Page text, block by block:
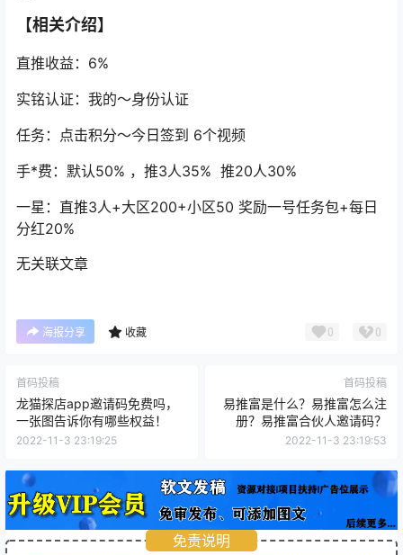
【相关介绍】
直推收益：6%
实铭认证：我的～身份认证
任务：点击积分～今日签到 6个视频
手*费：默认50% ，推3人35% 推20人30%
一星：直推3人+大区200+小区50 奖励一号任务包+每日
分红20%
无关联文章
海报分享 收藏 0 0
首码投稿
龙猫探店app邀请码免费吗，
一张图告诉你有哪些权益！
2022-11-3 23:19:25
首码投稿
易推富是什么？易推富怎么注
册？易推富合伙人邀请码？
2022-11-3 23:19:53
免责说明